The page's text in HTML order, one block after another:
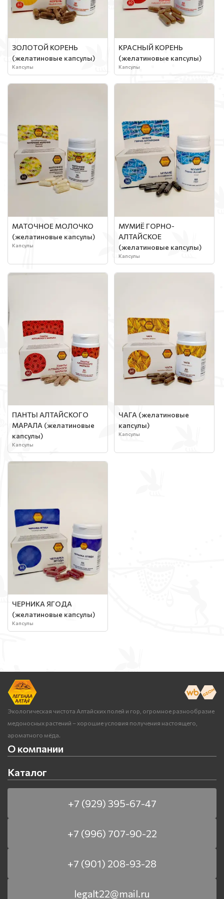
ЗОЛОТОЙ КОРЕНЬ
(желатиновые капсулы)
Капсулы
КРАСНЫЙ КОРЕНЬ
(желатиновые капсулы)
Капсулы
МАТОЧНОЕ МОЛОЧКО
(желатиновые капсулы)
Капсулы
МУМИЁ ГОРНО-
АЛТАЙСКОЕ
(желатиновые капсулы)
Капсулы
ПАНТЫ АЛТАЙСКОГО
МАРАЛА (желатиновые
капсулы)
Капсулы
ЧАГА (желатиновые
капсулы)
Капсулы
ЧЕРНИКА ЯГОДА
(желатиновые капсулы)
Капсулы
Экологическая чистота Алтайских полей и гор, огромное разнообразие
медоносных растений – хорошие условия получения настоящего,
ароматного мёда.
О компании
Каталог
+7 (929) 395-67-47
+7 (996) 707-90-22
+7 (901) 208-93-28
legalt22@mail.ru